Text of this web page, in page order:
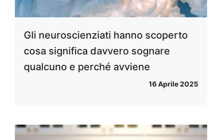
Gli neuroscienziati hanno scoperto
cosa significa davvero sognare
qualcuno e perché avviene
16 Aprile 2025